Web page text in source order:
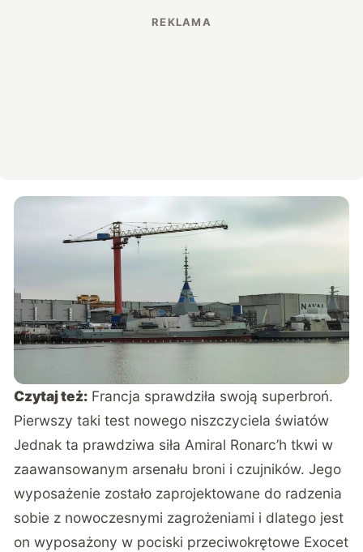
Czytaj też: Francja sprawdziła swoją superbroń.
Pierwszy taki test nowego niszczyciela światów
Jednak ta prawdziwa siła Amiral Ronarc’h tkwi w
zaawansowanym arsenału broni i czujników. Jego
wyposażenie zostało zaprojektowane do radzenia
sobie z nowoczesnymi zagrożeniami i dlatego jest
on wyposażony w pociski przeciwokrętowe Exocet